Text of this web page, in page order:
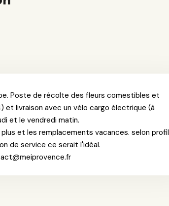
Poste de récolte des fleurs comestibles et
et livraison avec un vélo cargo électrique (à
et le vendredi matin.
et les remplacements vacances. selon profil
de service ce serait l'idéal.